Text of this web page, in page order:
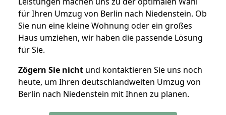
für Ihren Umzug von Berlin nach Niedenstein. Ob
Sie nun eine kleine Wohnung oder ein großes
Haus umziehen, wir haben die passende Lösung
für Sie.
Zögern Sie nicht und kontaktieren Sie uns noch
heute, um Ihren deutschlandweiten Umzug von
Berlin nach Niedenstein mit Ihnen zu planen.